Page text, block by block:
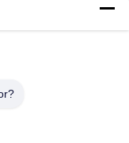
UNTUK
UNTUK